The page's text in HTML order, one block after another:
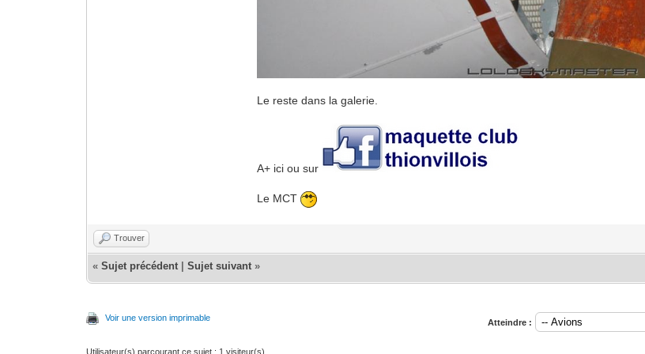
Le reste dans la galerie.
A+ ici ou sur
Le MCT
Trouver
«Sujet précédent |Sujet suivant »
Voir une version imprimable Atteindre :
Utilisateur(s) parcourant ce sujet : 1 visiteur(s)